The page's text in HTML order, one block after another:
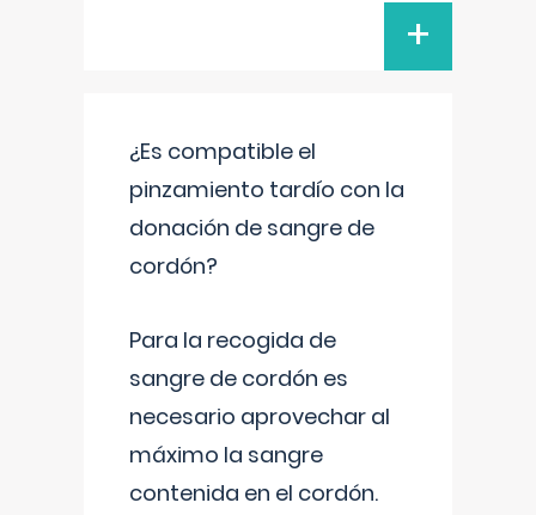
+
¿Es compatible el
pinzamiento tardío con la
donación de sangre de
cordón?
Para la recogida de
sangre de cordón es
necesario aprovechar al
máximo la sangre
contenida en el cordón.